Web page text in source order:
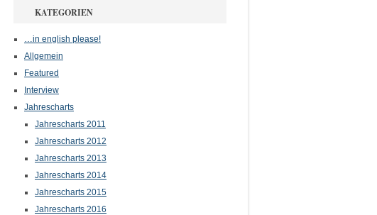
KATEGORIEN
…in english please!
Allgemein
Featured
Interview
Jahrescharts
Jahrescharts 2011
Jahrescharts 2012
Jahrescharts 2013
Jahrescharts 2014
Jahrescharts 2015
Jahrescharts 2016